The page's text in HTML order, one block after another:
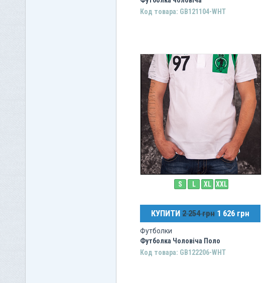
Код товара: GB121104-WHT
S L XL XXL
КУПИТИ 2 254 грн 1 626 грн
Футболки
Футболка Чоловіча Поло
Код товара: GB122206-WHT